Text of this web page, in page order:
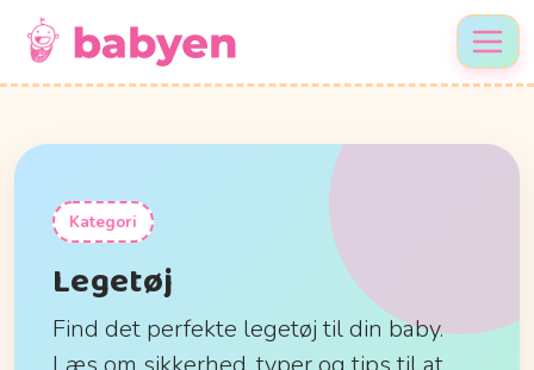
Kategori
Legetøj
Find det perfekte legetøj til din baby.